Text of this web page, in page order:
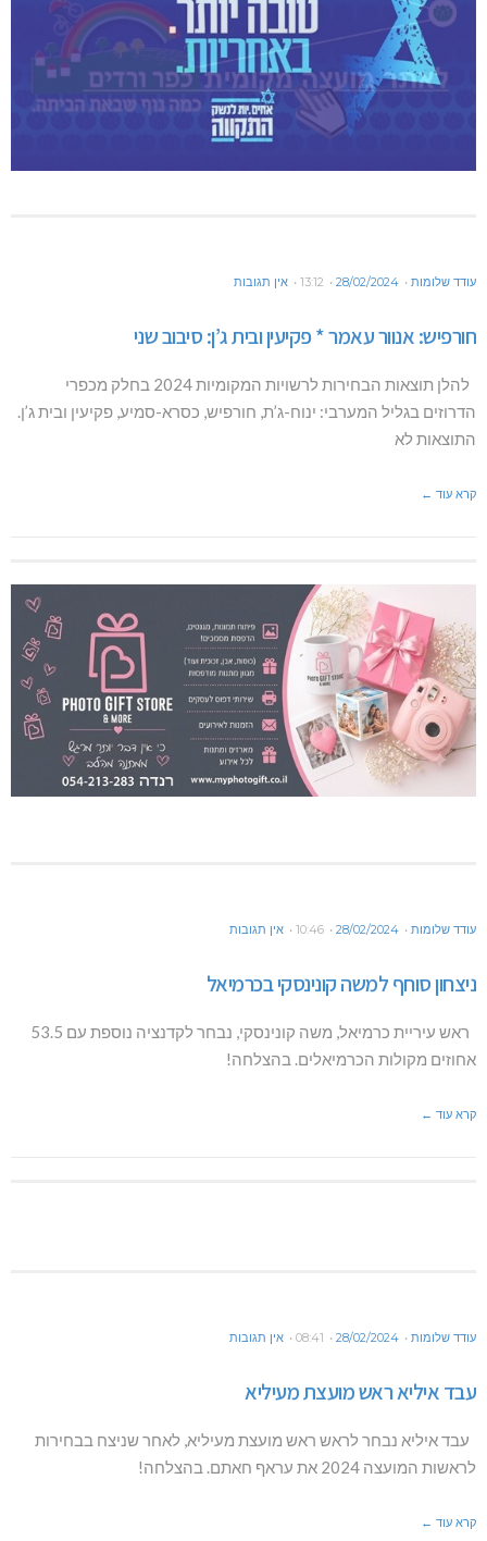
עודד שלומות 28/02/2024
13:12 אין תגובות
חורפיש: אנוור עאמר * פקיעין ובית ג’ן: סיבוב שני
להלן תוצאות הבחירות לרשויות המקומיות 2024 בחלק מכפרי
הדרוזים בגליל המערבי: ינוח-ג’ת, חורפיש, כסרא-סמיע, פקיעין ובית ג’ן.
התוצאות לא
קרא עוד ←
עודד שלומות 28/02/2024
10:46 אין תגובות
ניצחון סוחף למשה קונינסקי בכרמיאל
ראש עיריית כרמיאל, משה קונינסקי, נבחר לקדנציה נוספת עם 53.5
אחוזים מקולות הכרמיאלים. בהצלחה!
קרא עוד ←
עודד שלומות 28/02/2024
08:41 אין תגובות
עבד איליא ראש מועצת מעיליא
עבד איליא נבחר לראש ראש מועצת מעיליא, לאחר שניצח בבחירות
לראשות המועצה 2024 את עראף חאתם. בהצלחה!
קרא עוד ←